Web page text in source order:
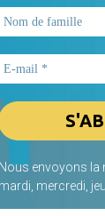
Nous envoyons la
mardi, mercredi,